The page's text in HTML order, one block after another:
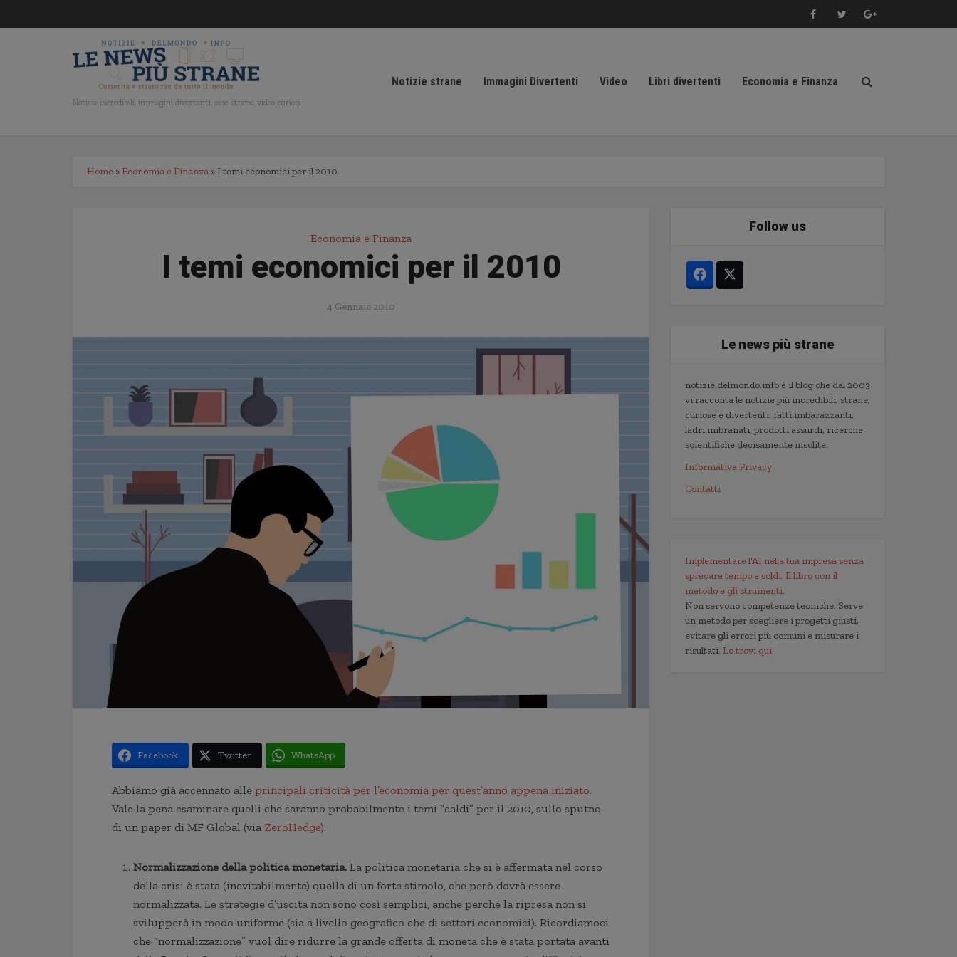
Notizie incredibili, immagini divertenti, cose strane, video curiosi
Notizie strane Immagini Divertenti Video Libri divertenti Economia e Finanza
Home » Economia e Finanza » I temi economici per il 2010
Economia e Finanza
I temi economici per il 2010
4 Gennaio 2010
Facebook Twitter WhatsApp
Abbiamo già accennato alle principali criticità per l’economia per quest’anno appena iniziato.
Vale la pena esaminare quelli che saranno probabilmente i temi “caldi” per il 2010, sullo sputno
di un paper di MF Global (via ZeroHedge).
Normalizzazione della politica monetaria. La politica monetaria che si è affermata nel corso
della crisi è stata (inevitabilmente) quella di un forte stimolo, che però dovrà essere
normalizzata. Le strategie d’uscita non sono così semplici, anche perché la ripresa non si
svilupperà in modo uniforme (sia a livello geografico che di settori economici). Ricordiamoci
che “normalizzazione” vuol dire ridurre la grande offerta di moneta che è stata portata avanti
Follow us
Le news più strane
notizie.delmondo.info è il blog che dal 2003
vi racconta le notizie più incredibili, strane,
curiose e divertenti: fatti imbarazzanti,
ladri imbranati, prodotti assurdi, ricerche
scientifiche decisamente insolite.
Informativa Privacy
Contatti
Implementare l'AI nella tua impresa senza
sprecare tempo e soldi. Il libro con il
metodo e gli strumenti.
Non servono competenze tecniche. Serve
un metodo per scegliere i progetti giusti,
evitare gli errori più comuni e misurare i
risultati. Lo trovi qui.